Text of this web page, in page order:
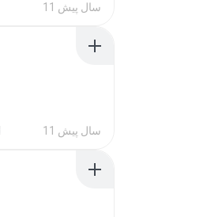
11 سال پیش
11 سال پیش